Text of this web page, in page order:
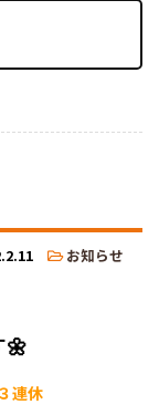
お知らせ
🌼
３連休